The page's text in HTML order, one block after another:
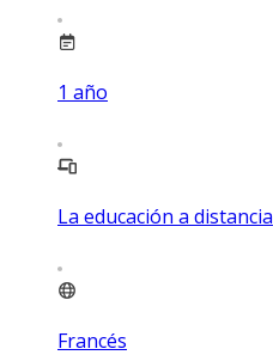
1 año
La educación a distancia
Francés